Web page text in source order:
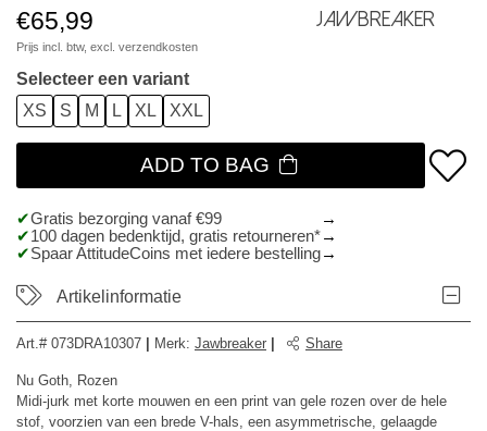
€65,99
Prijs incl. btw, excl. verzendkosten
Jawbreaker
Selecteer een variant
XS
S M L XL XXL
ADD TO BAG
Gratis bezorging vanaf €99
100 dagen bedenktijd, gratis retourneren*
Spaar AttitudeCoins met iedere bestelling
Artikelinformatie
Art.# 073DRA10307 Merk: Jawbreaker Share
Nu Goth, Rozen
Midi-jurk met korte mouwen en een print van gele rozen over de hele
stof, voorzien van een brede V-hals, een asymmetrische, gelaagde